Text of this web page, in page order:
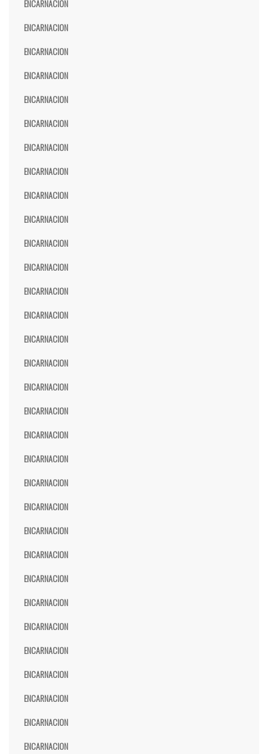
ENCARNACION
ENCARNACION
ENCARNACION
ENCARNACION
ENCARNACION
ENCARNACION
ENCARNACION
ENCARNACION
ENCARNACION
ENCARNACION
ENCARNACION
ENCARNACION
ENCARNACION
ENCARNACION
ENCARNACION
ENCARNACION
ENCARNACION
ENCARNACION
ENCARNACION
ENCARNACION
ENCARNACION
ENCARNACION
ENCARNACION
ENCARNACION
ENCARNACION
ENCARNACION
ENCARNACION
ENCARNACION
ENCARNACION
ENCARNACION
ENCARNACION
ENCARNACION